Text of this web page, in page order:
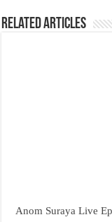
Related Articles
Anom Suraya Live